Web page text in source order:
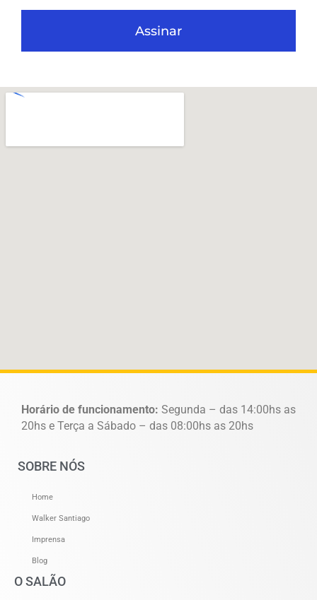
Assinar
Horário de funcionamento: Segunda – das 14:00hs as
20hs e Terça a Sábado – das 08:00hs as 20hs
SOBRE NÓS
Home
Walker Santiago
Imprensa
Blog
O SALÃO